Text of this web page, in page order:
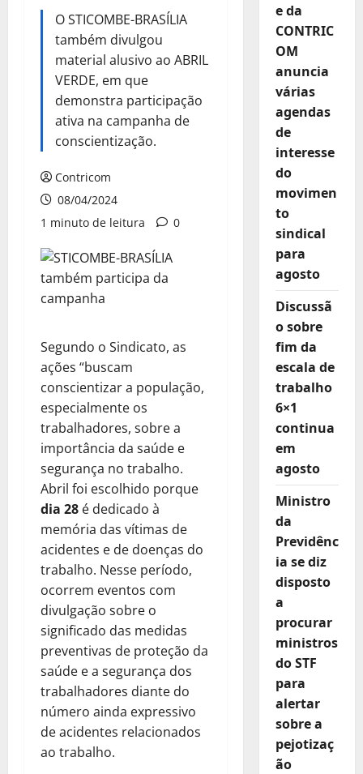
O STICOMBE-BRASÍLIA
também divulgou
material alusivo ao ABRIL
VERDE, em que
demonstra participação
ativa na campanha de
conscientização.
Contricom
08/04/2024
1 minuto de leitura
0
Segundo o Sindicato, as
ações “buscam
conscientizar a população,
especialmente os
trabalhadores, sobre a
importância da saúde e
segurança no trabalho.
Abril foi escolhido porque
dia 28 é dedicado à
memória das vítimas de
acidentes e de doenças do
trabalho. Nesse período,
ocorrem eventos com
divulgação sobre o
significado das medidas
preventivas de proteção da
saúde e a segurança dos
trabalhadores diante do
número ainda expressivo
de acidentes relacionados
ao trabalho.
e da
CONTRIC
OM
anuncia
várias
agendas
de
interesse
do
movimen
to
sindical
para
agosto
Discussã
o sobre
fim da
escala de
trabalho
6×1
continua
em
agosto
Ministro
da
Previdênc
ia se diz
disposto
a
procurar
ministros
do STF
para
alertar
sobre a
pejotizaç
ão